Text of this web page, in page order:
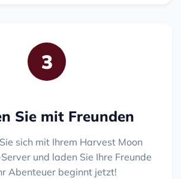
3
Sie mit Freunden
sich mit Ihrem Harvest Moon
und laden Sie Ihre Freunde
Abenteuer beginnt jetzt!